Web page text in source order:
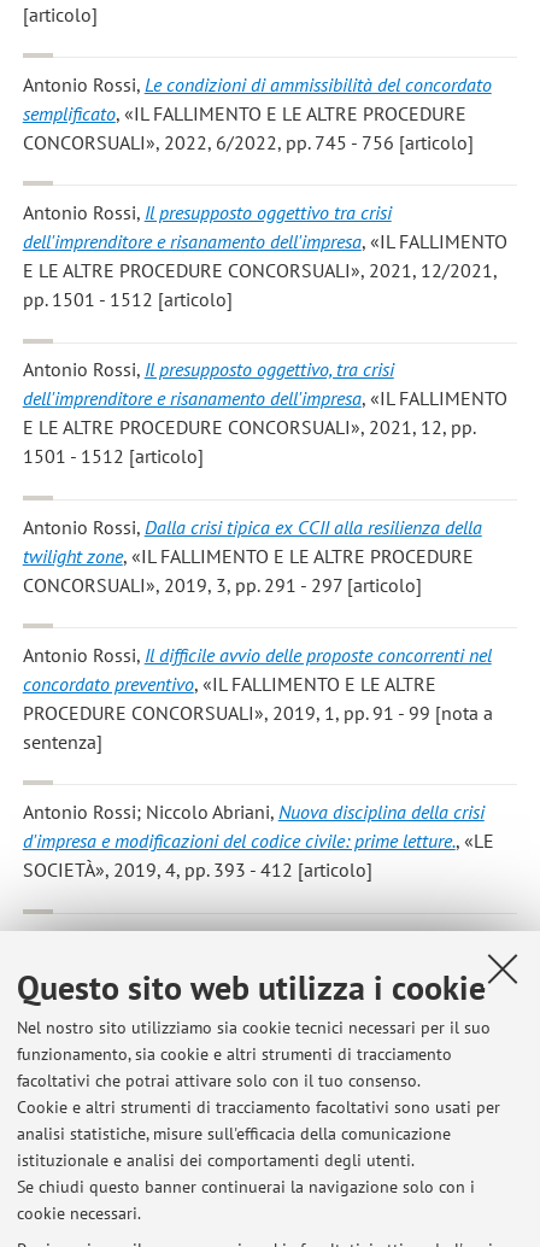
Questo sito web utilizza i cookie
Nel nostro sito utilizziamo sia cookie tecnici necessari per il suo
funzionamento, sia cookie e altri strumenti di tracciamento
facoltativi che potrai attivare solo con il tuo consenso.
Cookie e altri strumenti di tracciamento facoltativi sono usati per
analisi statistiche, misure sull'efficacia della comunicazione
istituzionale e analisi dei comportamenti degli utenti.
Se chiudi questo banner continuerai la navigazione solo con i
cookie necessari.
[articolo]
Antonio Rossi, Le condizioni di ammissibilità del concordato
semplificato, «IL FALLIMENTO E LE ALTRE PROCEDURE
CONCORSUALI», 2022, 6/2022, pp. 745 - 756 [articolo]
Antonio Rossi, Il presupposto oggettivo tra crisi
dell'imprenditore e risanamento dell'impresa, «IL FALLIMENTO
E LE ALTRE PROCEDURE CONCORSUALI», 2021, 12/2021,
pp. 1501 - 1512 [articolo]
Antonio Rossi, Il presupposto oggettivo, tra crisi
dell'imprenditore e risanamento dell'impresa, «IL FALLIMENTO
E LE ALTRE PROCEDURE CONCORSUALI», 2021, 12, pp.
1501 - 1512 [articolo]
Antonio Rossi, Dalla crisi tipica ex CCII alla resilienza della
twilight zone, «IL FALLIMENTO E LE ALTRE PROCEDURE
CONCORSUALI», 2019, 3, pp. 291 - 297 [articolo]
Antonio Rossi, Il difficile avvio delle proposte concorrenti nel
concordato preventivo, «IL FALLIMENTO E LE ALTRE
PROCEDURE CONCORSUALI», 2019, 1, pp. 91 - 99 [nota a
sentenza]
Antonio Rossi; Niccolo Abriani, Nuova disciplina della crisi
d'impresa e modificazioni del codice civile: prime letture., «LE
SOCIETÀ», 2019, 4, pp. 393 - 412 [articolo]
della crisi e disciplina bancaria dopo le riforme del 2015 e
2016, Bologna, Zanichelli Editore S.p.A., 2017, pp. 330 - 346
[capitolo di libro]
1 2 3 4